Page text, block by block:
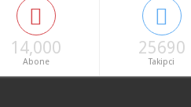
14,000
Abone
25690
Takipci